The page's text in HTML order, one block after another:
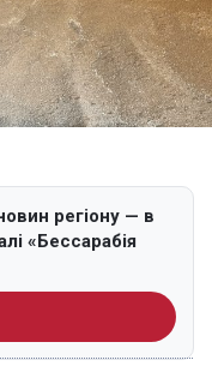
регіону — в
«Бессарабія